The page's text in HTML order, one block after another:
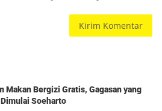
Makan Bergizi Gratis, Gagasan yang
Soeharto